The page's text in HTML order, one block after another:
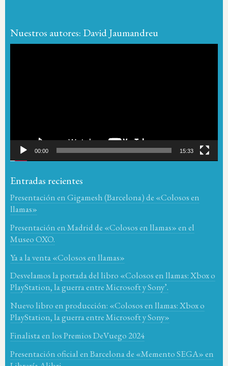
Nuestros autores: David Jaumandreu
00:00 15:33
Entradas recientes
Presentación en Gigamesh (Barcelona) de «Colosos en
llamas»
Presentación en Madrid de «Colosos en llamas» en el
Museo OXO.
Ya a la venta «Colosos en llamas»
Desvelamos la portada del libro «Colosos en llamas: Xbox o
PlayStation, la guerra entre Microsoft y Sony’.
Nuevo libro en producción: «Colosos en llamas: Xbox o
PlayStation, la guerra entre Microsoft y Sony»
Finalista en los Premios DeVuego 2024
Presentación oficial en Barcelona de «Memento SEGA» en